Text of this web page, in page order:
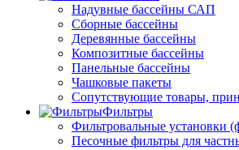
Надувные бассейны САП
Сборные бассейны
Деревянные бассейны
Композитные бассейны
Панельные бассейны
Чашковые пакеты
Сопутствующие товары,
Фильтры
Фильтровальные установки
Песочные фильтры для